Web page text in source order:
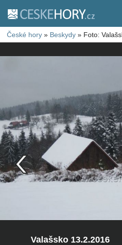
České hory » Beskydy » Foto:
Valašsko 13.2.2016